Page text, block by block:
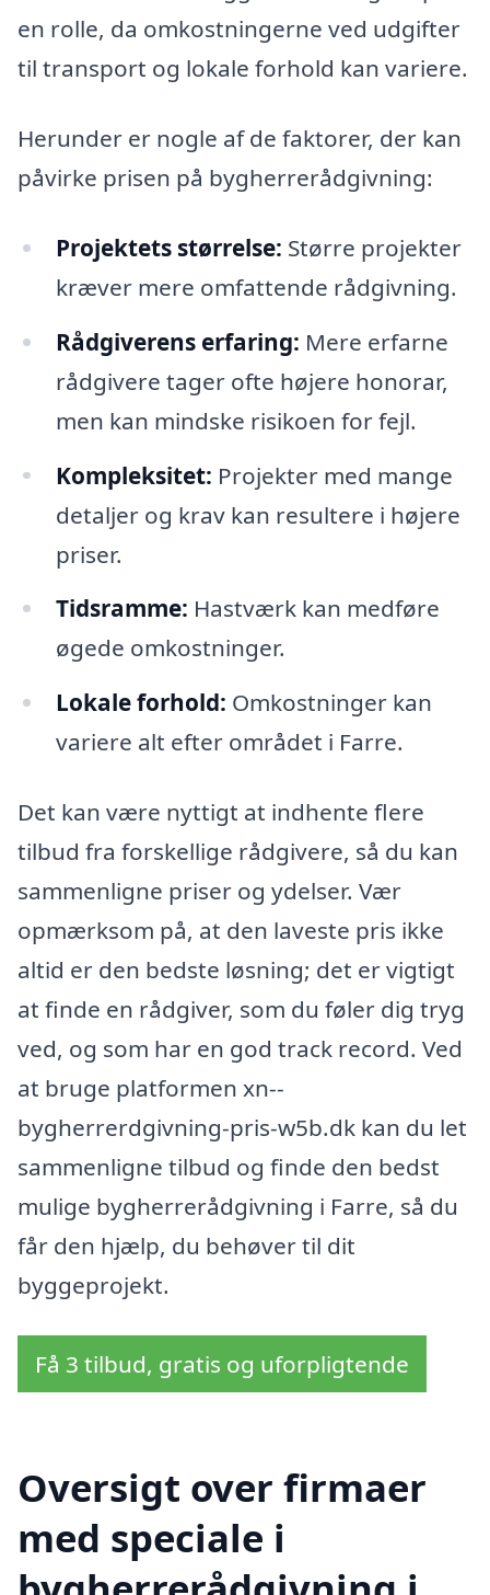
en rolle, da omkostningerne ved udgifter
til transport og lokale forhold kan variere.
Herunder er nogle af de faktorer, der kan
påvirke prisen på bygherrerådgivning:
Projektets størrelse: Større projekter
kræver mere omfattende rådgivning.
Rådgiverens erfaring: Mere erfarne
rådgivere tager ofte højere honorar,
men kan mindske risikoen for fejl.
Kompleksitet: Projekter med mange
detaljer og krav kan resultere i højere
priser.
Tidsramme: Hastværk kan medføre
øgede omkostninger.
Lokale forhold: Omkostninger kan
variere alt efter området i Farre.
Det kan være nyttigt at indhente flere
tilbud fra forskellige rådgivere, så du kan
sammenligne priser og ydelser. Vær
opmærksom på, at den laveste pris ikke
altid er den bedste løsning; det er vigtigt
at finde en rådgiver, som du føler dig tryg
ved, og som har en god track record. Ved
at bruge platformen xn--
bygherrerdgivning-pris-w5b.dk kan du let
sammenligne tilbud og finde den bedst
mulige bygherrerådgivning i Farre, så du
får den hjælp, du behøver til dit
byggeprojekt.
Få 3 tilbud, gratis og uforpligtende
Oversigt over firmaer
med speciale i